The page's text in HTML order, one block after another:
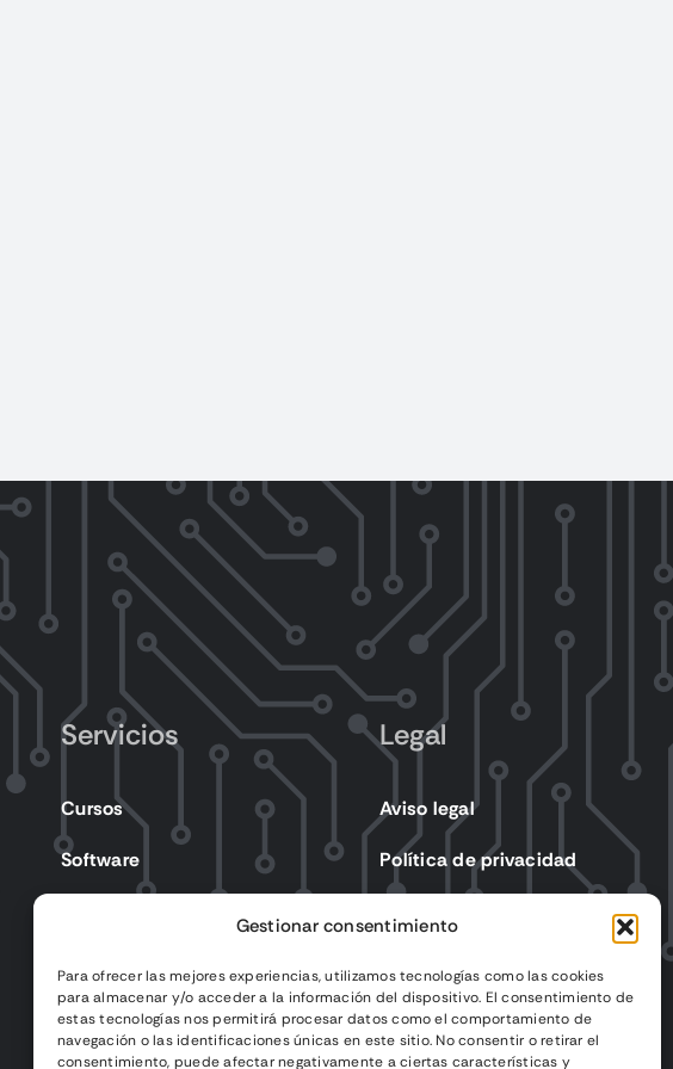
Gestionar consentimiento
Para ofrecer las mejores experiencias, utilizamos tecnologías como las cookies
para almacenar y/o acceder a la información del dispositivo. El consentimiento de
estas tecnologías nos permitirá procesar datos como el comportamiento de
navegación o las identificaciones únicas en este sitio. No consentir o retirar el
consentimiento, puede afectar negativamente a ciertas características y
Servicios
Cursos
Software
Legal
Aviso legal
Política de privacidad